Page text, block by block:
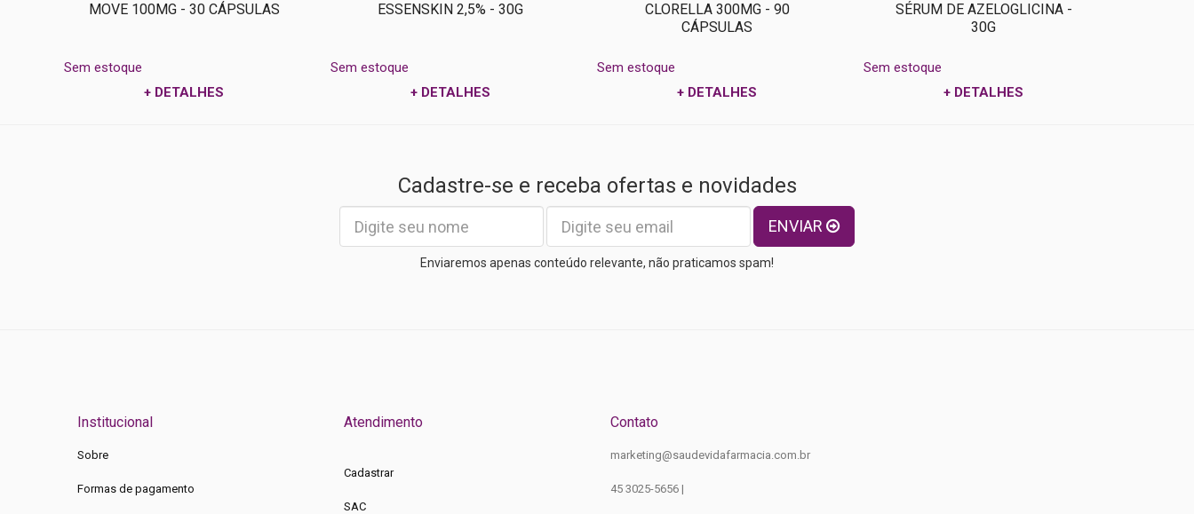
MOVE 100MG - 30 CÁPSULAS
Sem estoque
+ DETALHES
ESSENSKIN 2,5% - 30G
Sem estoque
+ DETALHES
CLORELLA 300MG - 90
CÁPSULAS
Sem estoque
+ DETALHES
SÉRUM DE AZELOGLICINA -
30G
Sem estoque
+ DETALHES
Cadastre-se e receba ofertas e novidades
ENVIAR
Enviaremos apenas conteúdo relevante, não praticamos spam!
Institucional
Sobre
Formas de pagamento
Atendimento
Cadastrar
SAC
Contato
marketing@saudevidafarmacia.com.br
45 3025-5656 |